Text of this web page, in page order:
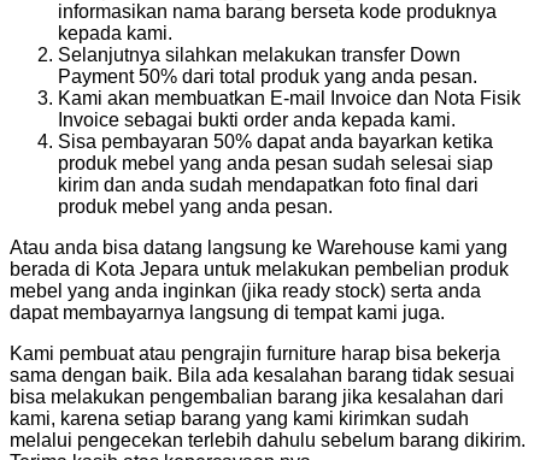
informasikan nama barang berseta kode produknya
kepada kami.
Selanjutnya silahkan melakukan transfer Down
Payment 50% dari total produk yang anda pesan.
Kami akan membuatkan E-mail Invoice dan Nota Fisik
Invoice sebagai bukti order anda kepada kami.
Sisa pembayaran 50% dapat anda bayarkan ketika
produk mebel yang anda pesan sudah selesai siap
kirim dan anda sudah mendapatkan foto final dari
produk mebel yang anda pesan.
Atau anda bisa datang langsung ke Warehouse kami yang
berada di Kota Jepara untuk melakukan pembelian produk
mebel yang anda inginkan (jika ready stock) serta anda
dapat membayarnya langsung di tempat kami juga.
Kami pembuat atau pengrajin furniture harap bisa bekerja
sama dengan baik. Bila ada kesalahan barang tidak sesuai
bisa melakukan pengembalian barang jika kesalahan dari
kami, karena setiap barang yang kami kirimkan sudah
melalui pengecekan terlebih dahulu sebelum barang dikirim.